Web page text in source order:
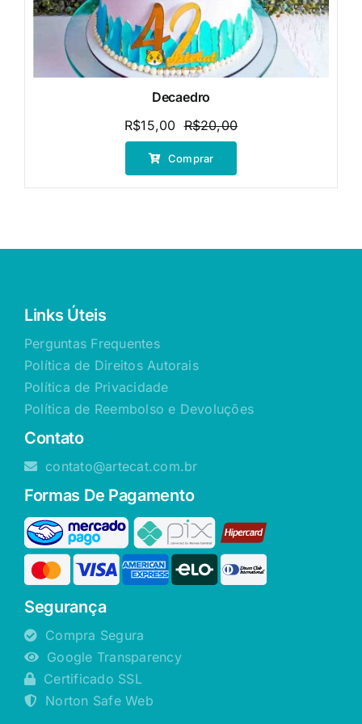
Decaedro
R$20,00O
preço
R$15,00
O
preço
Comprar
Links Úteis
Perguntas Frequentes
Política de Direitos Autorais
Política de Privacidade
Política de Reembolso e Devoluções
Contato
contato@artecat.com.br
Formas De Pagamento
Segurança
Compra Segura
Google Transparency
Certificado SSL
Norton Safe Web